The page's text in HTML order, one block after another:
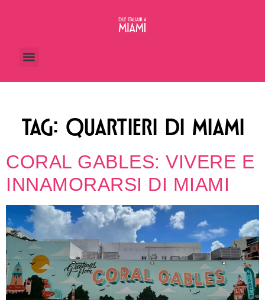
TAG: QUARTIERI DI MIAMI
CORAL GABLES: VIVERE E
INNAMORARSI DI MIAMI